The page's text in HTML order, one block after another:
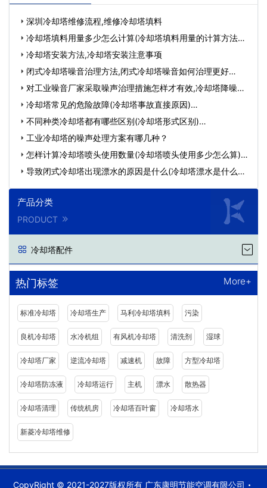
深圳冷却塔维修流程,维修冷却塔填料
冷却塔填料用量多少怎么计算(冷却塔填料用量的计算方法不
一…冷却塔安装方法,冷却塔安装注意事项
闭式冷却塔噪音治理方法,闭式冷却塔噪音如何治理更好…
对工业噪音厂家采取噪声治理措施怎样才有效,冷却塔降噪厂
家…冷却塔常见的危险故障(冷却塔事故直接原因)…
不同种类冷却塔都有哪些区别(冷却塔形式区别)…
工业冷却塔的噪声处理方案有哪几种？
怎样计算冷却塔喷头使用数量(冷却塔喷头使用多少怎么算)…
导致闭式冷却塔出现漂水的原因是什么(冷却塔漂水是什么原
因…
产品分类
PRODUCT
冷却塔配件
热门标签 More+
标准冷却塔 冷却塔生产 马利冷却塔填料 污染
良机冷却塔 水冷机组 有风机冷却塔 清洗剂 湿球
冷却塔厂家 逆流冷却塔 减速机 故障 方型冷却塔
冷却塔防冻液 冷却塔运行 主机 漂水 散热器
冷却塔清理 传统机房 冷却塔百叶窗 冷却塔水
新菱冷却塔维修
CopyRight © 2021-2027版权所有 广东康明节能空调有限公司